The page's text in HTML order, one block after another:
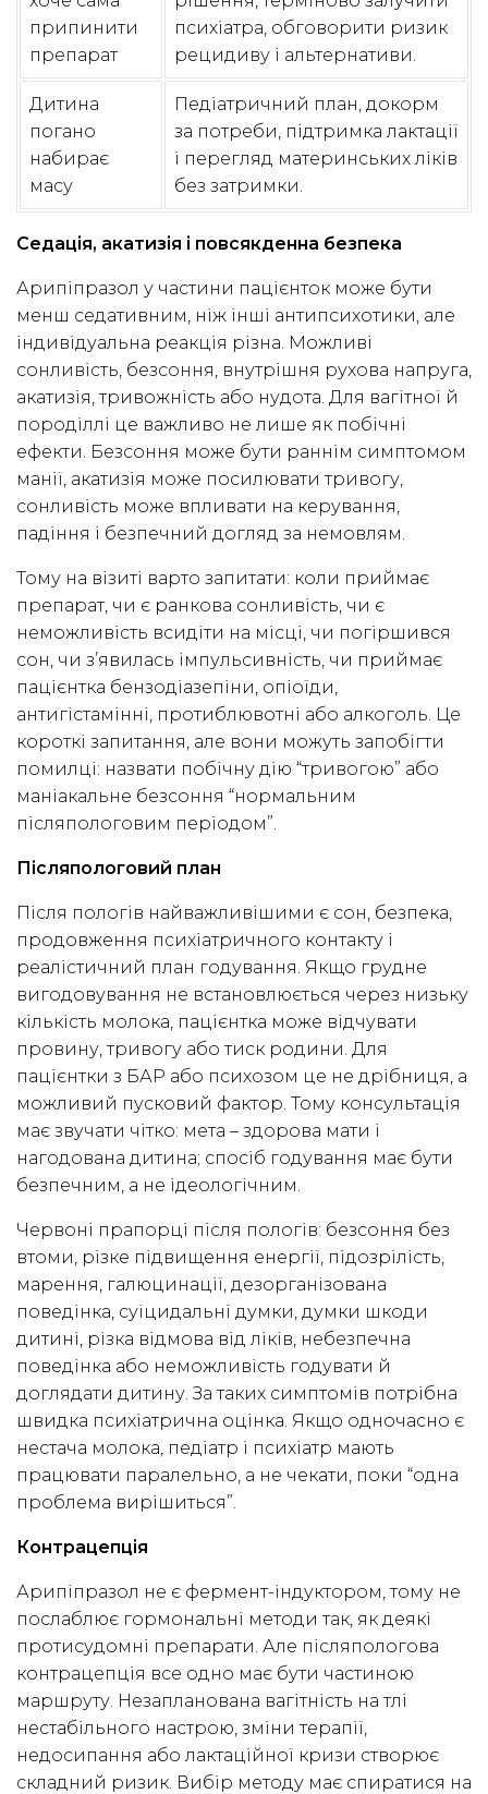
припинити
препарат
психіатра, обговорити ризик
рецидиву і альтернативи.
Дитина
погано
набирає
масу
Педіатричний план, докорм
за потреби, підтримка лактації
і перегляд материнських ліків
без затримки.
Седація, акатизія і повсякденна безпека
Арипіпразол у частини пацієнток може бути
менш седативним, ніж інші антипсихотики, але
індивідуальна реакція різна. Можливі
сонливість, безсоння, внутрішня рухова напруга,
акатизія, тривожність або нудота. Для вагітної й
породіллі це важливо не лише як побічні
ефекти. Безсоння може бути раннім симптомом
манії, акатизія може посилювати тривогу,
сонливість може впливати на керування,
падіння і безпечний догляд за немовлям.
Тому на візиті варто запитати: коли приймає
препарат, чи є ранкова сонливість, чи є
неможливість всидіти на місці, чи погіршився
сон, чи з’явилась імпульсивність, чи приймає
пацієнтка бензодіазепіни, опіоїди,
антигістамінні, протиблювотні або алкоголь. Це
короткі запитання, але вони можуть запобігти
помилці: назвати побічну дію “тривогою” або
маніакальне безсоння “нормальним
післяпологовим періодом”.
Післяпологовий план
Після пологів найважливішими є сон, безпека,
продовження психіатричного контакту і
реалістичний план годування. Якщо грудне
вигодовування не встановлюється через низьку
кількість молока, пацієнтка може відчувати
провину, тривогу або тиск родини. Для
пацієнтки з БАР або психозом це не дрібниця, а
можливий пусковий фактор. Тому консультація
має звучати чітко: мета – здорова мати і
нагодована дитина; спосіб годування має бути
безпечним, а не ідеологічним.
Червоні прапорці після пологів: безсоння без
втоми, різке підвищення енергії, підозрілість,
марення, галюцинації, дезорганізована
поведінка, суїцидальні думки, думки шкоди
дитині, різка відмова від ліків, небезпечна
поведінка або неможливість годувати й
доглядати дитину. За таких симптомів потрібна
швидка психіатрична оцінка. Якщо одночасно є
нестача молока, педіатр і психіатр мають
працювати паралельно, а не чекати, поки “одна
проблема вирішиться”.
Контрацепція
Арипіпразол не є фермент-індуктором, тому не
послаблює гормональні методи так, як деякі
протисудомні препарати. Але післяпологова
контрацепція все одно має бути частиною
маршруту. Незапланована вагітність на тлі
нестабільного настрою, зміни терапії,
недосипання або лактаційної кризи створює
складний ризик. Вибір методу має спиратися на